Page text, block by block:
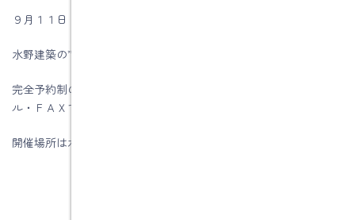
９月１１日（土）・１２日（日）に
水野建築の”家づくりなんでも相談会”を開催します。
完全予約制の相談会になりますので、ご希望の方は電話・メー
ル・ＦＡＸで予約をお願いします。
開催場所は水野建築の事務所です。